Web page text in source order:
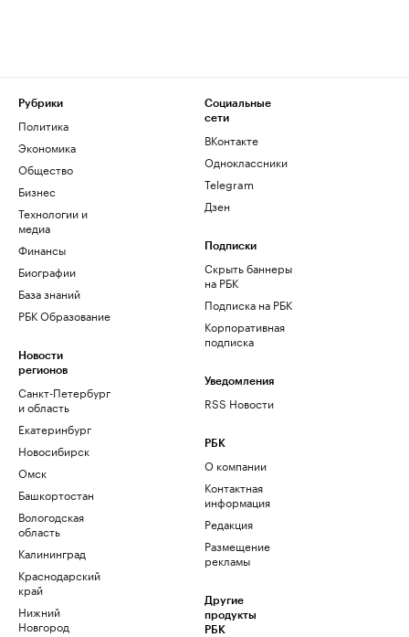
Рубрики
Политика
Экономика
Общество
Бизнес
Технологии и
медиа
Финансы
Биографии
База знаний
РБК Образование
Новости
регионов
Санкт-Петербург
и область
Екатеринбург
Новосибирск
Омск
Башкортостан
Вологодская
область
Калининград
Краснодарский
край
Нижний
Новгород
Социальные
сети
ВКонтакте
Одноклассники
Telegram
Дзен
Подписки
Скрыть баннеры
на РБК
Подписка на РБК
Корпоративная
подписка
Уведомления
RSS Новости
РБК
О компании
Контактная
информация
Редакция
Размещение
рекламы
Другие
продукты
РБК